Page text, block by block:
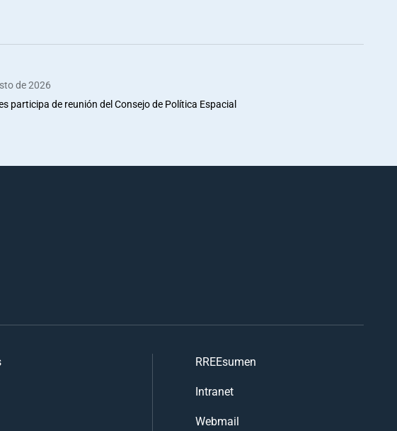
de 2026
participa de reunión del Consejo de Política Espacial
RREEsumen
Intranet
Webmail